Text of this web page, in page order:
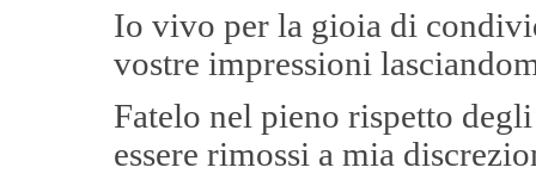
Io vivo per la gioia di
vostre impressioni
Fatelo nel pieno rispetto
essere rimossi a mia